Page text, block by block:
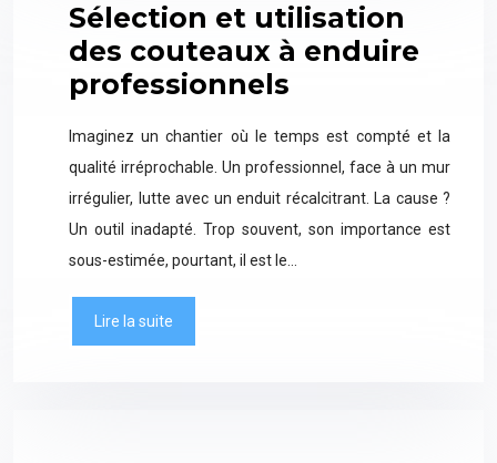
Sélection et utilisation
des couteaux à enduire
professionnels
Imaginez un chantier où le temps est compté et la
qualité irréprochable. Un professionnel, face à un mur
irrégulier, lutte avec un enduit récalcitrant. La cause ?
Un outil inadapté. Trop souvent, son importance est
sous-estimée, pourtant, il est le…
Lire la suite